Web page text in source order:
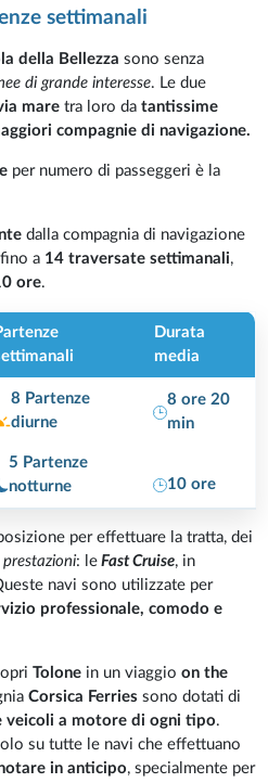
settimanali
della Bellezza sono senza
di grande interesse. Le due
mare tra loro datantissime
compagnie di navigazione.
per numero di passeggeri è la
dalla compagnia di navigazione
a 14 traversate settimanali,
ore.
Durata
media
8 Partenze
diurne
5 Partenze
notturne
8 ore 20
min
10 ore
per effettuare la tratta, dei
: le Fast Cruise, in
navi sono utilizzate per
professionale, comodo e
Tolone in un viaggioon the
Corsica Ferries sono dotati di
veicoli a motore di ogni tipo.
su tutte le navi che effettuano
in anticipo, specialmente per